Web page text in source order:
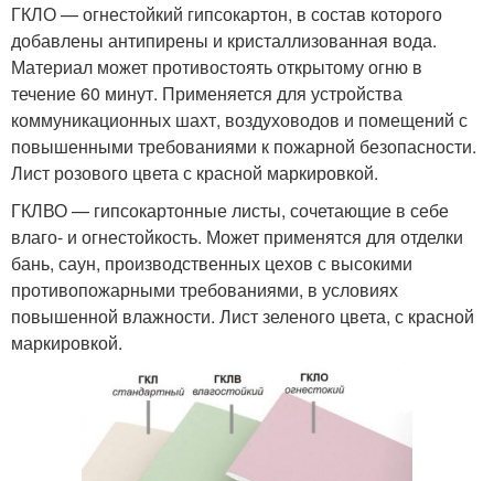
ГКЛО — огнестойкий гипсокартон, в состав которого
добавлены антипирены и кристаллизованная вода.
Материал может противостоять открытому огню в
течение 60 минут. Применяется для устройства
коммуникационных шахт, воздуховодов и помещений с
повышенными требованиями к пожарной безопасности.
Лист розового цвета с красной маркировкой.
ГКЛВО — гипсокартонные листы, сочетающие в себе
влаго- и огнестойкость. Может применятся для отделки
бань, саун, производственных цехов с высокими
противопожарными требованиями, в условиях
повышенной влажности. Лист зеленого цвета, с красной
маркировкой.